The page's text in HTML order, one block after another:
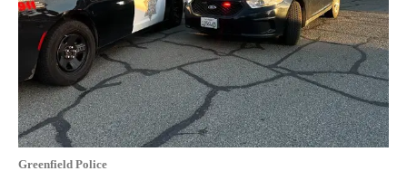
Greenfield Police